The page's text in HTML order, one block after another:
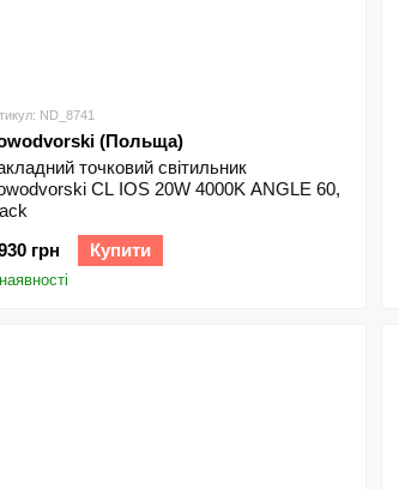
ND_8741
(Польща)
точковий світильник
CL IOS 20W 4000K ANGLE 60,
грн
Купити